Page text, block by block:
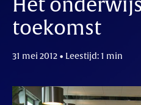
Het
toekomst
31 mei 2012 • Leestijd: 1 min